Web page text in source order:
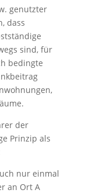
genutzter
dass
sind, für
bedingte
der
Prinzip als
nur einmal
an Ort A